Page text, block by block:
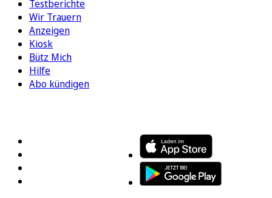
Testberichte
Wir Trauern
Anzeigen
Kiosk
Bütz Mich
Hilfe
Abo kündigen